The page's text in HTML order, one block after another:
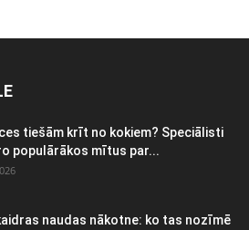
tiešām krīt no kokiem? Speciālisti
populārākos mītus par...
naudas nākotne: ko tas nozīmē